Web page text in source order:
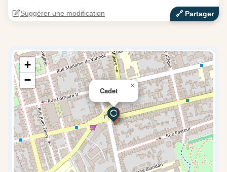
🔗‍️ Partager
Suggérer une modification
Cadet
×
+
−